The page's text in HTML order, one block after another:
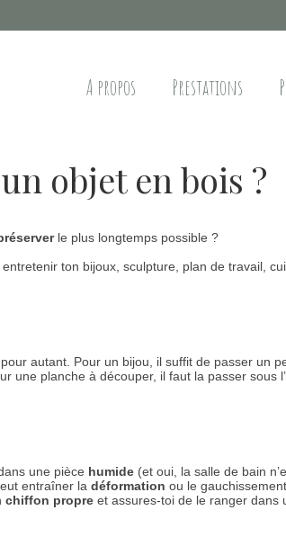
A propos Prestations
objet en bois ?
le plus longtemps possible ?
entretenir ton bijoux, sculpture, plan de travail,
autant. Pour un bijou, il suffit de passer un
une planche à découper, il faut la passer sous
une pièce humide (et oui, la salle de bain
entraîner la déformation ou le
chiffon propre et assures-toi de le ranger dans